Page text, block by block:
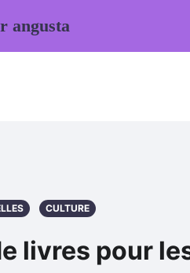
CULTURE
livres pour
angusta